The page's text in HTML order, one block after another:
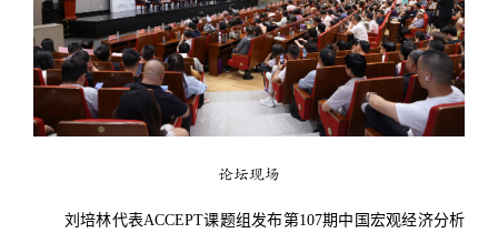
论坛现场
刘培林代表ACCEPT课题组发布第107期中国宏观经济分析